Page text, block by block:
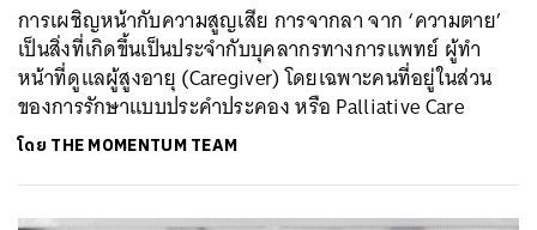
การเผชิญหน้ากับความสูญเสีย การจากลา จาก ‘ความตาย’
เป็นสิ่งที่เกิดขึ้นเป็นประจำกับบุคลากรทางการแพทย์ ผู้ทำ
หน้าที่ดูแลผู้สูงอายุ (Caregiver) โดยเฉพาะคนที่อยู่ในส่วน
ของการรักษาแบบประคำประคอง หรือ Palliative Care
โดย THE MOMENTUM TEAM